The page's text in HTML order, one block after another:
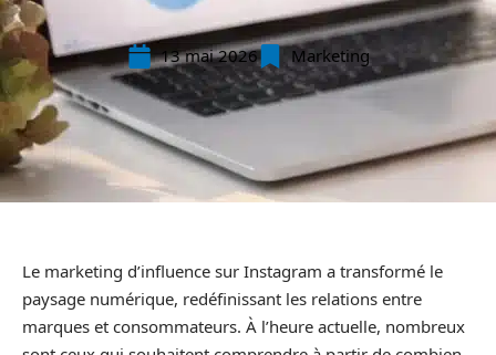
13 mai 2026 Marketing
Le marketing d’influence sur Instagram a transformé le
paysage numérique, redéfinissant les relations entre
marques et consommateurs. À l’heure actuelle, nombreux